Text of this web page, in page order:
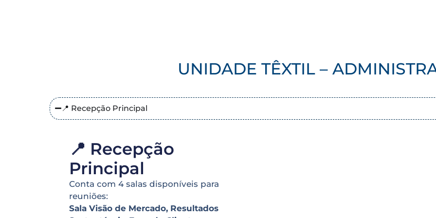
UNIDADE TÊXTIL –
📍 Recepção Principal
📍 Recepção
Principal
Conta com 4 salas disponíveis para
reuniões:
Sala Visão de Mercado, Resultados